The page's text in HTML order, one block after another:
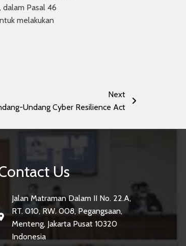
Pasal 46
melakukan
Next
Undang Cyber Resilience Act
Us
Jalan Matraman Dalam II No. 22.A,
RT. 010, RW. 008, Pegangsaan,
Menteng, Jakarta Pusat 10320
Indonesia